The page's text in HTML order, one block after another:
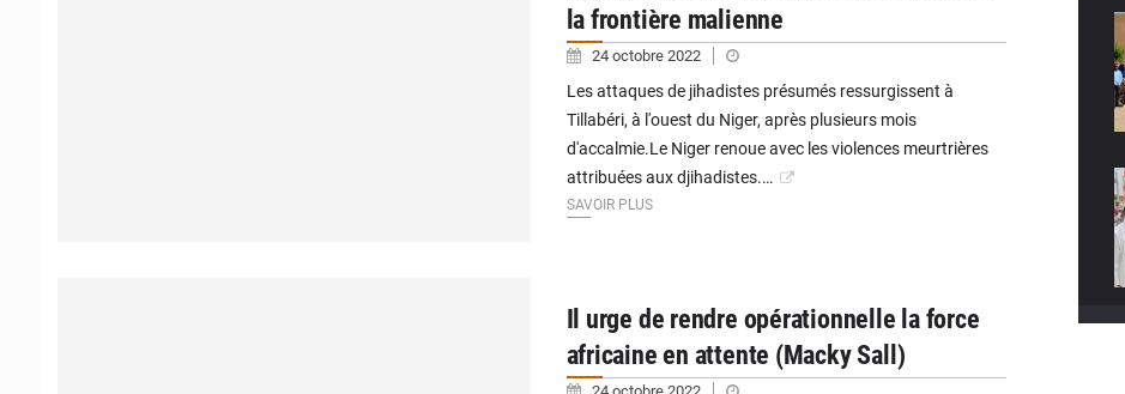
la frontière malienne
24 octobre 2022
Les attaques de jihadistes présumés ressurgissent à
Tillabéri, à l'ouest du Niger, après plusieurs mois
d'accalmie.Le Niger renoue avec les violences meurtrières
attribuées aux djihadistes.…
SAVOIR PLUS
Il urge de rendre opérationnelle la force
africaine en attente (Macky Sall)